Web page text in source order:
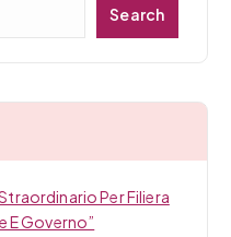
Search
Per Filiera
E Governo”